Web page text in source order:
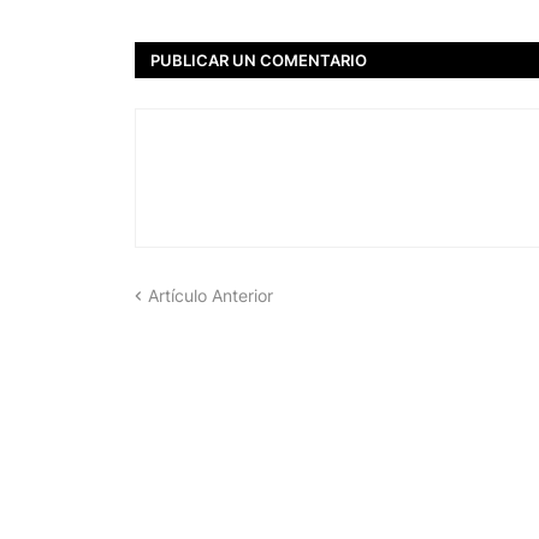
PUBLICAR UN COMENTARIO
Artículo Anterior